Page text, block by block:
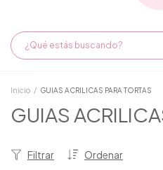
Inicio / GUIAS ACRILICAS PARA TORTAS
GUIAS
Ordenar
Filtrar